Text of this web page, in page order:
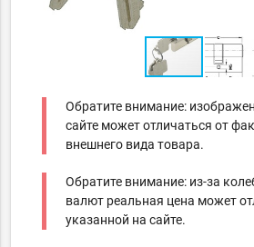
Обратите внимание:
сайте может отличаться от
внешнего вида товара.
Обратите внимание: из-за
валют реальная цена может
указанной на сайте.